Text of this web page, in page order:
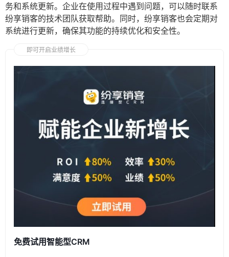
务和系统更新。企业在使用过程中遇到问题，可以随时联系
纷享销客的技术团队获取帮助。同时，纷享销客也会定期对
系统进行更新，确保其功能的持续优化和安全性。
即可开启业绩增长
免费试用智能型CRM